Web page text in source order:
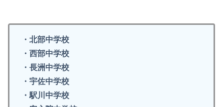
・北部中学校
・西部中学校
・長洲中学校
・宇佐中学校
・駅川中学校